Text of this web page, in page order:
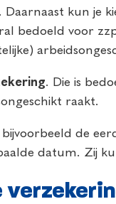
. Daarnaast kun je
bedoeld voor
. Die is
raakt.
de
datum. Zij